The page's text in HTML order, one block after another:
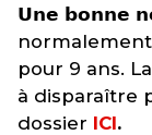
𝗨𝗻𝗲 𝗯𝗼𝗻𝗻𝗲
pour 9 ans.
à disparaître
dossier ICI.